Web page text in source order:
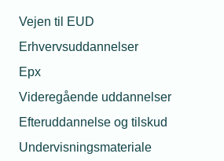
Vejen til EUD
Erhvervsuddannelser
Epx
Videregående uddannelser
Efteruddannelse og tilskud
Undervisningsmateriale
Relaterede nyheder
17. jun. 2024